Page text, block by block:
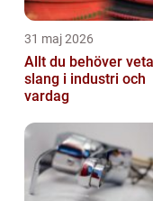
31 maj 2026
Allt du behöver
slang i industri och
vardag